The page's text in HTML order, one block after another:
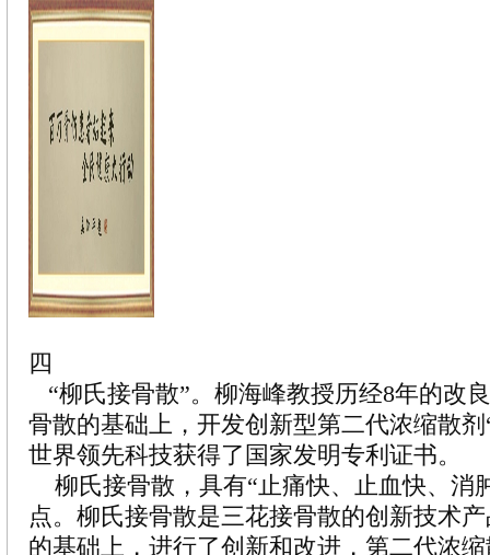
四
“柳氏接骨散”。柳海峰教授历经8年的改
骨散的基础上，开发创新型第二代浓缩散
世界领先科技获得了国家发明专利证书。
柳氏接骨散，具有“止痛快、止血快、消
点。柳氏接骨散是三花接骨散的创新技术
的基础上，进行了创新和改进，第二代浓